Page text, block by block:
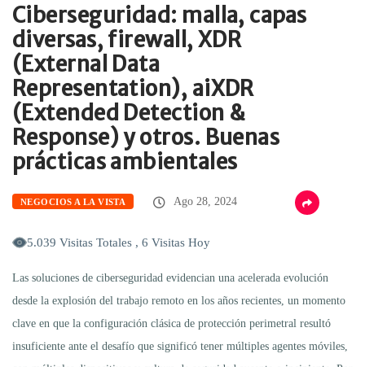
Ciberseguridad: malla, capas
diversas, firewall, XDR
(External Data
Representation), aiXDR
(Extended Detection &
Response) y otros. Buenas
prácticas ambientales
NEGOCIOS A LA VISTA Ago 28, 2024
5.039 Visitas Totales , 6 Visitas Hoy
Las soluciones de ciberseguridad evidencian una acelerada evolución
desde la explosión del trabajo remoto en los años recientes, un momento
clave en que la configuración clásica de protección perimetral resultó
insuficiente ante el desafío que significó tener múltiples agentes móviles,